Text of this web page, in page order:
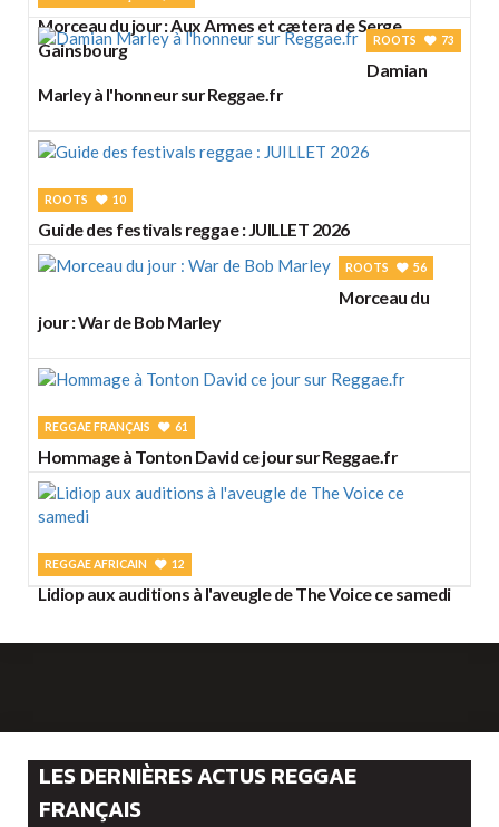
Morceau du jour : Aux Armes et cætera de Serge
Gainsbourg
ROOTS 73
Damian
Marley à l'honneur sur Reggae.fr
ROOTS 10
Guide des festivals reggae : JUILLET 2026
ROOTS 56
Morceau du
jour : War de Bob Marley
REGGAE FRANÇAIS 61
Hommage à Tonton David ce jour sur Reggae.fr
REGGAE AFRICAIN 12
Lidiop aux auditions à l'aveugle de The Voice ce samedi
LES DERNIÈRES ACTUS REGGAE
FRANÇAIS